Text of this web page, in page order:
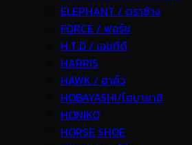
ELEPHANT / ตราช้าง
FORCE / ฟอร์ช
H.T.D / เอชทีดี
HARRIS
HAWK / ฮาค์ว
HOBAYASHI/โฮบายาชิ
HONIKO
HORSE SHOE